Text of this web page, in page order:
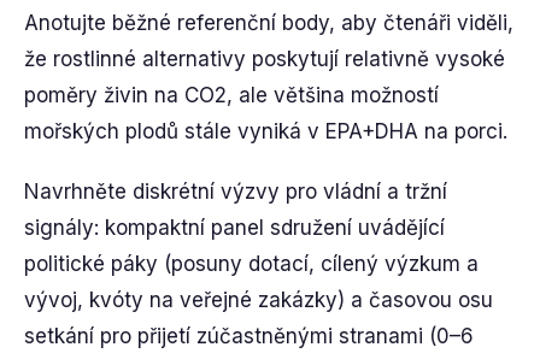
Anotujte běžné referenční body, aby čtenáři viděli,
že rostlinné alternativy poskytují relativně vysoké
poměry živin na CO2, ale většina možností
mořských plodů stále vyniká v EPA+DHA na porci.
Navrhněte diskrétní výzvy pro vládní a tržní
signály: kompaktní panel sdružení uvádějící
politické páky (posuny dotací, cílený výzkum a
vývoj, kvóty na veřejné zakázky) a časovou osu
setkání pro přijetí zúčastněnými stranami (0–6